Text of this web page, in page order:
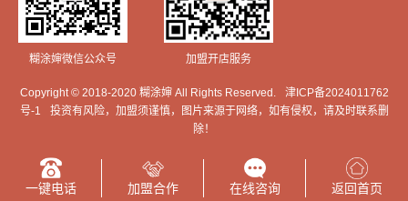
糊涂婶微信公众号 加盟开店服务
Copyright © 2018-2020 糊涂婶 All Rights Reserved.
津ICP备2024011762
号-1
投资有风险，加盟须谨慎，图片来源于网络，如有侵权，请及时联系删
除！
一键电话 加盟合作 在线咨询 返回首页